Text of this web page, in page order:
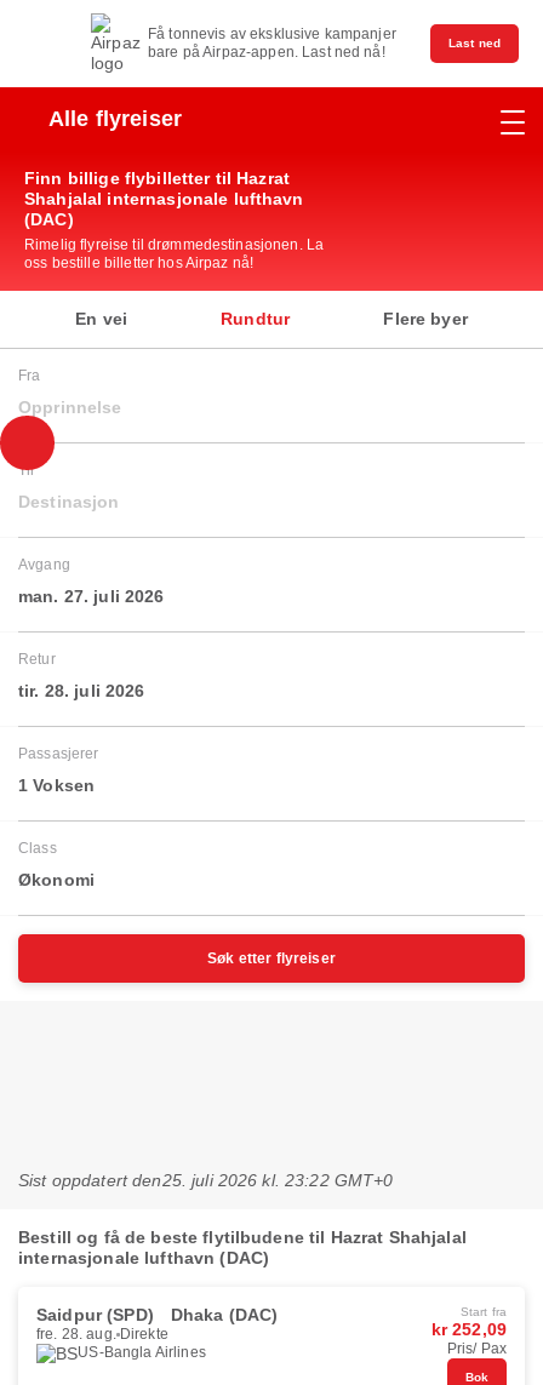
Få tonnevis av eksklusive kampanjer
bare på Airpaz-appen. Last ned nå!
Last ned
Alle flyreiser
Finn billige flybilletter til Hazrat
Shahjalal internasjonale lufthavn
(DAC)
Rimelig flyreise til drømmedestinasjonen. La
oss bestille billetter hos Airpaz nå!
En vei Rundtur Flere byer
Fra
Opprinnelse
Til
Destinasjon
Avgang
man. 27. juli 2026
Retur
tir. 28. juli 2026
Passasjerer
1 Voksen
Class
Økonomi
Søk etter flyreiser
Sist oppdatert den25. juli 2026 kl. 23:22 GMT+0
Bestill og få de beste flytilbudene til Hazrat Shahjalal
internasjonale lufthavn (DAC)
Saidpur (SPD) Dhaka (DAC)
fre. 28. aug. Direkte
US-Bangla Airlines
Start fra
kr 252,09
Pris/ Pax
Bok